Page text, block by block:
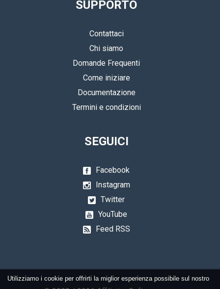
SUPPORTO
Contattaci
Chi siamo
Domande Frequenti
Come iniziare
Documentazione
Termini e condizioni
SEGUICI
Facebook
Instagram
Twitter
YouTube
Feed RSS
Utilizziamo i cookie per offrirti la miglior esperienza possibile sul nostro